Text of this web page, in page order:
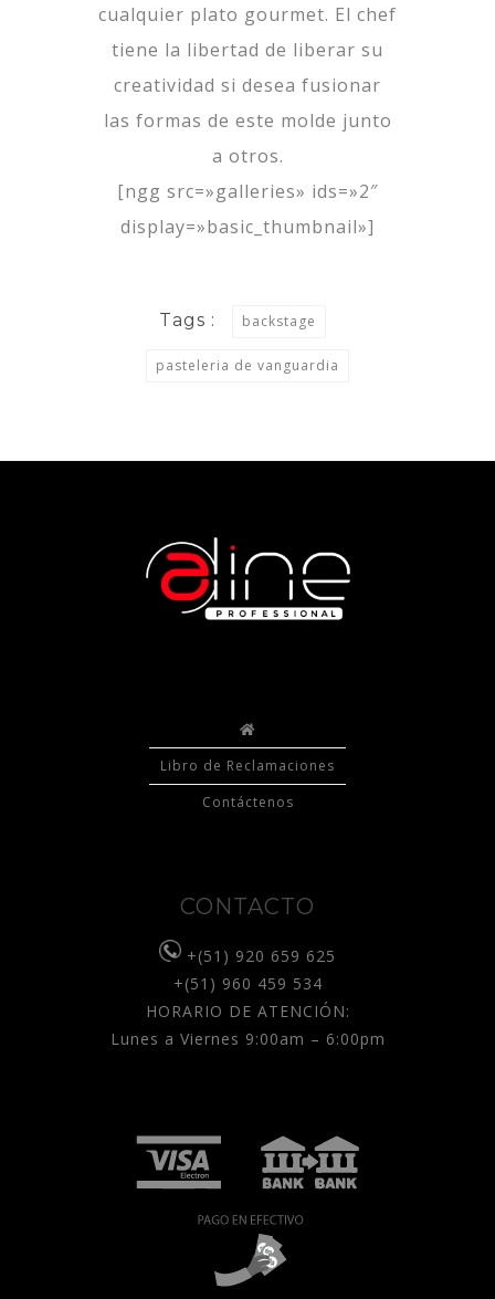
cualquier plato gourmet. El chef
tiene la libertad de liberar su
creatividad si desea fusionar
las formas de este molde junto
a otros.
[ngg src=»galleries» ids=»2″
display=»basic_thumbnail»]
Tags : backstage
pasteleria de vanguardia
Libro de Reclamaciones
Contáctenos
CONTACTO
+(51) 920 659 625
+(51) 960 459 534
HORARIO DE ATENCIÓN:
Lunes a Viernes 9:00am – 6:00pm